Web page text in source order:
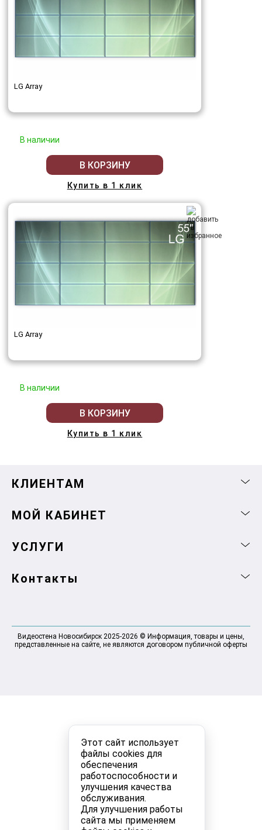
Этот сайт использует
файлы cookies для
обеспечения
работоспособности и
улучшения качества
обслуживания.
Для улучшения работы
сайта мы применяем
LG Array
В наличии
В КОРЗИНУ
Купить в 1 клик
LG Array
В наличии
В КОРЗИНУ
Купить в 1 клик
КЛИЕНТАМ
МОЙ КАБИНЕТ
УСЛУГИ
Контакты
Видеостена Новосибирск 2025-2026 © Информация, товары и цены,
представленные на сайте, не являются договором публичной оферты